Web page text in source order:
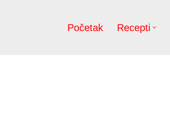
Početak Recepti